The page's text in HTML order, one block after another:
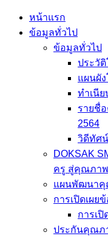
Skip
หน้าแรก
ข้อมูลทั่วไป
ข้อมูลทั่วไป
ประวัติ
แผนผัง
ทำเนีย
รายชื่
2564
วิดีทัศ
DOKSAK
ครู สู่คุณภาพ
แผนพัฒนาคุ
การเปิดเผย
การเ
ประกันคุณภ